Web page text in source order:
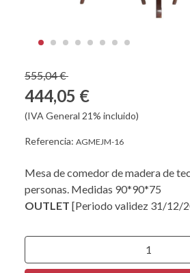
555,04 €
444,05 €
(IVA General 21% incluido)
Referencia: AGMEJM-16
Mesa de comedor de madera de
personas. Medidas 90*90*75
OUTLET [Periodo validez 31/12/